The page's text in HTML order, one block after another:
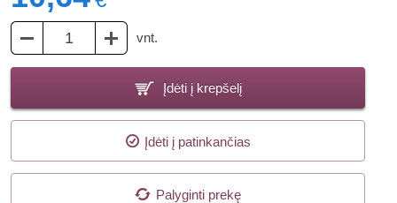
vnt.
Įdėti į krepšelį
Įdėti į patinkančias
Palyginti prekę